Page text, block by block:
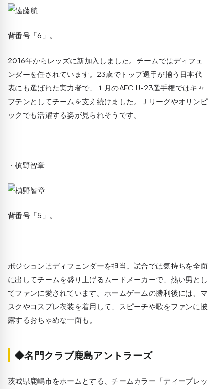
背番号「6」。
2016年からレッズに新加入しました。チームではディフェ
ンダーを任されています。23歳でトップ選手が揃う日本代
表にも選ばれた実力者で、１月のAFC U-23選手権ではキャ
プテンとしてチームを支え続けました。Ｊリーグやオリンピ
ックでも活躍する姿が見られそうです。
・槙野智章
背番号「5」。
ポジションはディフェンダーを担当。試合では気持ちを全面
に出してチームを盛り上げるムードメーカーで、熱い男とし
てファンに愛されています。ホームゲームの勝利後には、マ
スクやコスプレ衣装を着用して、スピーチや歌をファンに披
露するおちゃめな一面も。
◆名門クラブ鹿島アントラーズ
茨城県鹿嶋市をホームとする、チームカラー「ディープレッ